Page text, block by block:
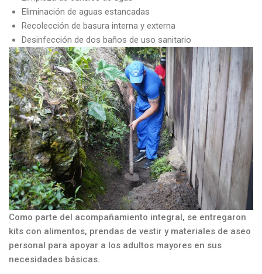
Eliminación de aguas estancadas
Recolección de basura interna y externa
Desinfección de dos baños de uso sanitario
Como parte del acompañamiento integral, se entregaron
kits con alimentos, prendas de vestir y materiales de aseo
personal para apoyar a los adultos mayores en sus
necesidades básicas.